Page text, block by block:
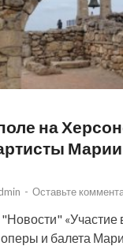
на
- Оставьте
«Участие
и балета